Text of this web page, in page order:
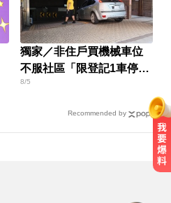
獨家／非住戶買機械車位
不服社區「限登記1車停」
報警
8/5
Recommended by